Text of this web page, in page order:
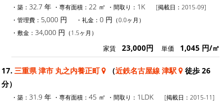
・築： 32.7 年 ・専有面積： 22 ㎡ ・間取り： 1K
[掲載日：2015-09]
・管理費： 5,000 円 ・礼金： 0 円 （0.0ヶ月）
・敷金： 34,000 円 （1.5ヶ月）
家賃 23,000円 単価 1,045 円/㎡
17. 三重県 津市 丸之内養正町 （近鉄名古屋線 津駅
徒歩 26
分）
・築： 31.9 年 ・専有面積： 45 ㎡ ・間取り： 1LDK
[掲載日：2015-11]